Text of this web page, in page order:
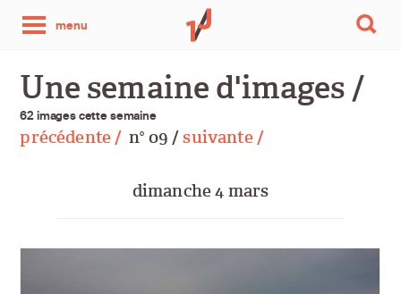
menu
photo
par
jour
Une semaine d'images /
62 images cette semaine
précédente / no 09 /suivante /
dimanche 4 mars